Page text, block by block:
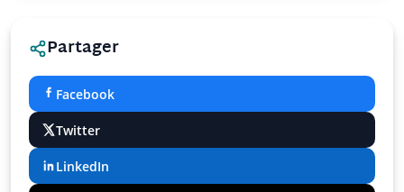
Partager
Facebook
Twitter
LinkedIn